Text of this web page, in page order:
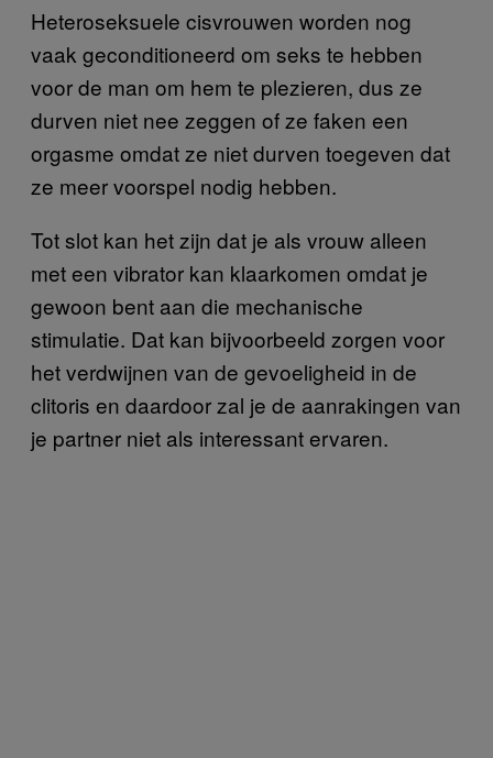
Heteroseksuele cisvrouwen worden nog
vaak geconditioneerd om seks te hebben
voor de man om hem te plezieren, dus ze
durven niet nee zeggen of ze faken een
orgasme omdat ze niet durven toegeven dat
ze meer voorspel nodig hebben.
Tot slot kan het zijn dat je als vrouw alleen
met een vibrator kan klaarkomen omdat je
gewoon bent aan die mechanische
stimulatie. Dat kan bijvoorbeeld zorgen voor
het verdwijnen van de gevoeligheid in de
clitoris en daardoor zal je de aanrakingen van
je partner niet als interessant ervaren.